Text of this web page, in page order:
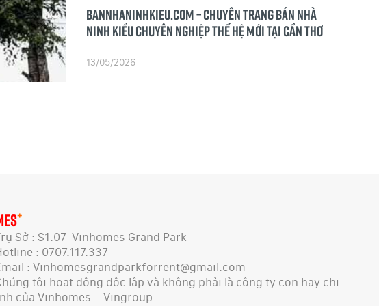
Bannhaninhkieu.com – Chuyên Trang Bán Nhà
Ninh Kiều Chuyên Nghiệp Thế Hệ Mới Tại Cần Thơ
13/05/2026
+
Sở : S1.07 Vinhomes Grand Park
: 0707.117.337
: Vinhomesgrandparkforrent@gmail.com
tôi hoạt động độc lập và không phải là công ty con hay chi
của Vinhomes – Vingroup